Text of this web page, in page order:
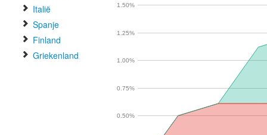
Italië
Spanje
Finland
Griekenland
0.50%
0.75%
1.00%
1.25%
1.50%